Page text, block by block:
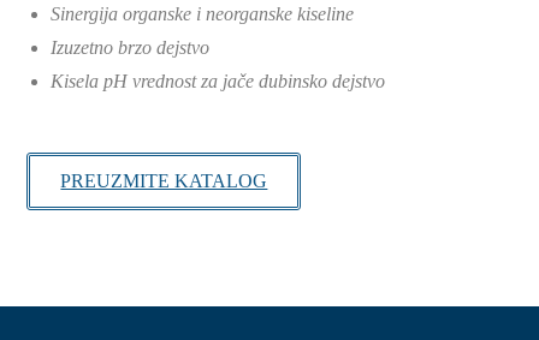
Sinergija organske i neorganske kiseline
Izuzetno brzo dejstvo
Kisela pH vrednost za jače dubinsko dejstvo
PREUZMITE KATALOG